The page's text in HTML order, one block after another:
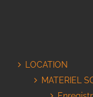
LOCATION
MATERIEL